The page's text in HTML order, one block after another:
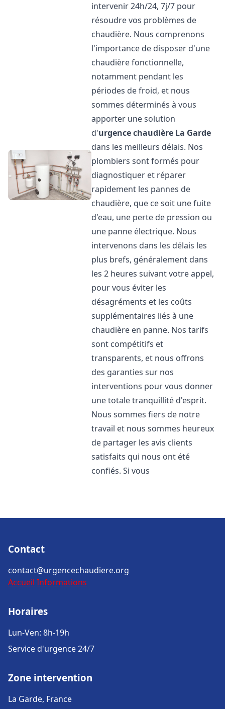
intervenir 24h/24, 7j/7 pour
résoudre vos problèmes de
chaudière. Nous comprenons
l'importance de disposer d'une
chaudière fonctionnelle,
notamment pendant les
périodes de froid, et nous
sommes déterminés à vous
apporter une solution
d'urgence chaudière La Garde
dans les meilleurs délais. Nos
plombiers sont formés pour
diagnostiquer et réparer
rapidement les pannes de
chaudière, que ce soit une fuite
d'eau, une perte de pression ou
une panne électrique. Nous
intervenons dans les délais les
plus brefs, généralement dans
les 2 heures suivant votre appel,
pour vous éviter les
désagréments et les coûts
supplémentaires liés à une
chaudière en panne. Nos tarifs
sont compétitifs et
transparents, et nous offrons
des garanties sur nos
interventions pour vous donner
une totale tranquillité d'esprit.
Nous sommes fiers de notre
travail et nous sommes heureux
de partager les avis clients
satisfaits qui nous ont été
confiés. Si vous
Contact
contact@urgencechaudiere.org
Accueil Informations
Horaires
Lun-Ven: 8h-19h
Service d'urgence 24/7
Zone intervention
La Garde, France